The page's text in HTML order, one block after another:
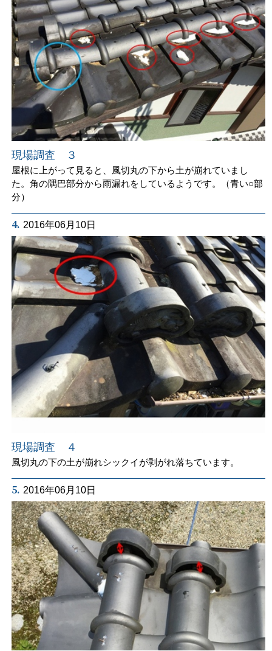
現場調査 ３
屋根に上がって見ると、風切丸の下から土が崩れていまし
た。角の隅巴部分から雨漏れをしているようです。（青い○部
分）
4. 2016年06月10日
現場調査 ４
風切丸の下の土が崩れシックイが剥がれ落ちています。
5. 2016年06月10日